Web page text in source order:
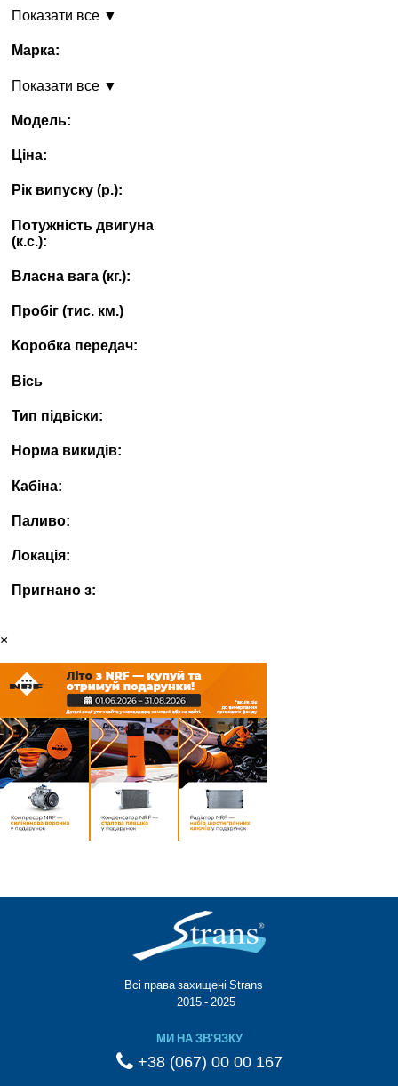
Показати все ▼
Марка:
Показати все ▼
Модель:
Ціна:
Рік випуску (p.):
Потужність двигуна
(к.с.):
Власна вага (кг.):
Пробіг (тис. км.)
Коробка передач:
Вісь
Тип підвіски:
Норма викидів:
Кабіна:
Паливо:
Локація:
Пригнано з:
×
Всі права захищені Strans®
© 2015 - 2025
МИ НА ЗВ'ЯЗКУ
+38 (067) 00 00 167